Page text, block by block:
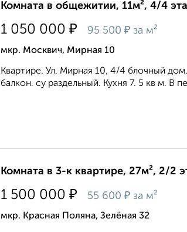
Комната в общежитии, 11м², 4/4
1 050 000 ₽ 95 500 ₽ за м²
мкр. Москвич, Мирная 10
Квартире. Ул. Мирная 10, 4/4 блочный
балкон. су раздельный. Кухня 7. 5 кв м. В
Комната в 3-к квартире, 27м², 2/2
1 500 000 ₽ 55 600 ₽ за м²
мкр. Красная Поляна, Зелёная 32